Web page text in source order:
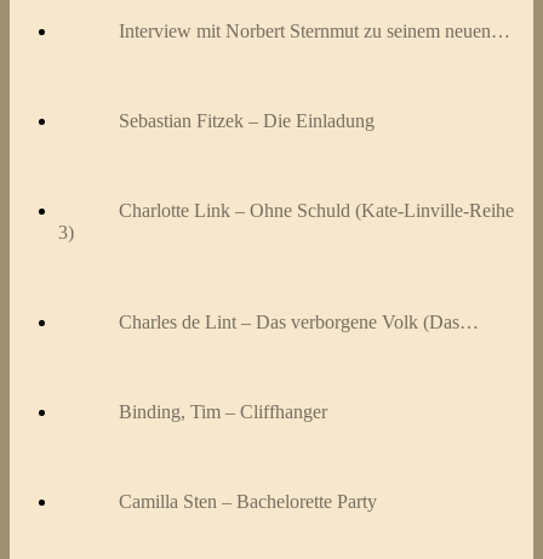
Interview mit Norbert Sternmut zu seinem neuen…
Sebastian Fitzek – Die Einladung
Charlotte Link – Ohne Schuld (Kate-Linville-Reihe
3)
Charles de Lint – Das verborgene Volk (Das…
Binding, Tim – Cliffhanger
Camilla Sten – Bachelorette Party